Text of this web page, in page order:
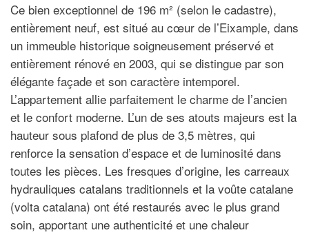
Ce bien exceptionnel de 196 m² (selon le cadastre),
entièrement neuf, est situé au cœur de l’Eixample, dans
un immeuble historique soigneusement préservé et
entièrement rénové en 2003, qui se distingue par son
élégante façade et son caractère intemporel.
L’appartement allie parfaitement le charme de l’ancien
et le confort moderne. L’un de ses atouts majeurs est la
hauteur sous plafond de plus de 3,5 mètres, qui
renforce la sensation d’espace et de luminosité dans
toutes les pièces. Les fresques d’origine, les carreaux
hydrauliques catalans traditionnels et la voûte catalane
(volta catalana) ont été restaurés avec le plus grand
soin, apportant une authenticité et une chaleur